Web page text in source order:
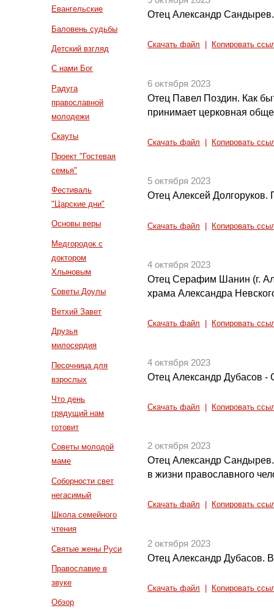
Евангельские
Баловень судьбы
Детский взгляд
С нами Бог
Радуга
православной
молодежи
Скауты
Проект "Гостевая
семья"
Фестиваль
"Царские дни"
Основы веры
Медгородок с
доктором
Хлыновым
Советы Доулы
Ветхий Завет
Друзья
милосердия
Песочница для
взрослых
Что день
грядущий нам
готовит
Советы молодой
маме
Соборности свет
негасимый
Школа семейного
чтения
Святые жены Руси
Православие в
звуке
Обзор
Отец Александр Сандырев.
Скачать файл Копировать
6 октября 2023
Отец Павел Поздин. Как
принимает церковная
Скачать файл Копировать
5 октября 2023
Отец Алексей
Скачать файл Копировать
4 октября 2023
Отец Серафим Шанин (г.
храма Александра
Скачать файл Копировать
4 октября 2023
Отец Александр Дубасов -
Скачать файл Копировать
2 октября 2023
Отец Александр
в жизни православного
Скачать файл Копировать
2 октября 2023
Отец Александр Дубасов.
Скачать файл Копировать